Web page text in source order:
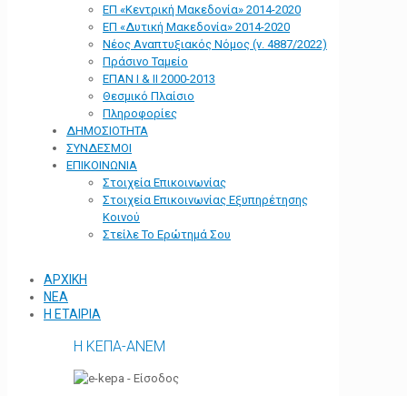
ΕΠ «Kεντρική Μακεδονία» 2014-2020
ΕΠ «Δυτική Μακεδονία» 2014-2020
Νέος Αναπτυξιακός Νόμος (ν. 4887/2022)
Πράσινο Ταμείο
ΕΠΑΝ Ι & ΙΙ 2000-2013
Θεσμικό Πλαίσιο
Πληροφορίες
ΔΗΜΟΣΙΟΤΗΤΑ
ΣΥΝΔΕΣΜΟΙ
ΕΠΙΚΟΙΝΩΝΙΑ
Στοιχεία Επικοινωνίας
Στοιχεία Επικοινωνίας Εξυπηρέτησης
Κοινού
Στείλε Το Ερώτημά Σου
ΑΡΧΙΚΗ
ΝΕΑ
Η ΕΤΑΙΡΙΑ
Η ΚΕΠΑ-ΑΝΕΜ